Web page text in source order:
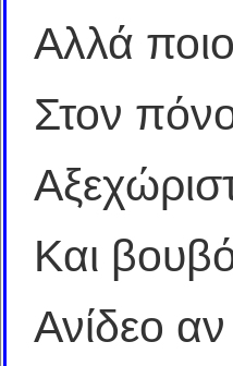
Αλλά
Στον
Και
Ανίδεο